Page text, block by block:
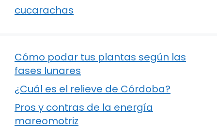
cucarachas
Cómo podar tus plantas según las
fases lunares
¿Cuál es el relieve de Córdoba?
Pros y contras de la energía
mareomotriz